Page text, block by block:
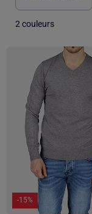
2 couleurs
-15%